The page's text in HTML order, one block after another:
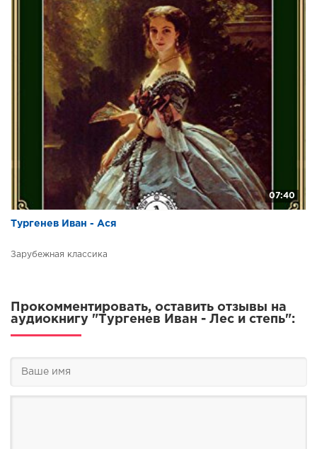
07:40
Тургенев Иван - Ася
Зарубежная классика
Прокомментировать, оставить отзывы на
аудиокнигу "Тургенев Иван - Лес и степь":